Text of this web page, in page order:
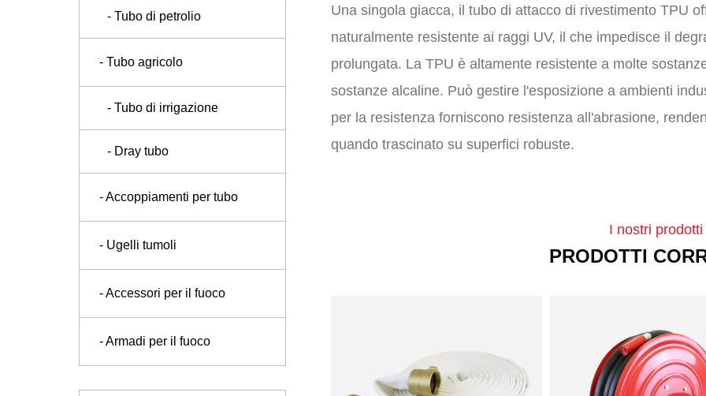
- Tubo di petrolio
- Tubo agricolo
- Tubo di irrigazione
- Dray tubo
- Accoppiamenti per tubo
- Ugelli tumoli
- Accessori per il fuoco
- Armadi per il fuoco
Una singola giacca, il tubo di attacco di rivestimento TPU
naturalmente resistente ai raggi UV, il che impedisce il
prolungata. La TPU è altamente resistente a molte
sostanze alcaline. Può gestire l'esposizione a ambienti
per la resistenza forniscono resistenza all'abrasione,
quando trascinato su superfici robuste.
I nostri prodotti
PRODOTTI